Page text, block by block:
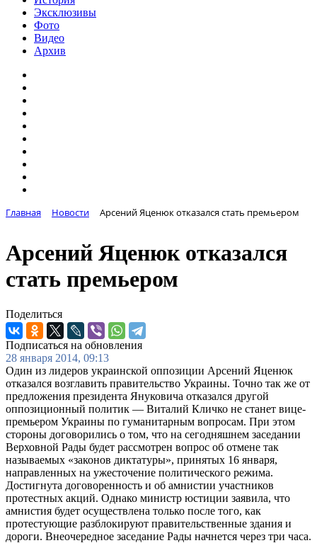
Эксклюзивы
Фото
Видео
Архив
Главная Новости Арсений Яценюк отказался стать премьером
Арсений Яценюк отказался
стать премьером
Поделиться
Подписаться на обновления
28 января 2014, 09:13
Один из лидеров украинской оппозиции Арсений Яценюк
отказался возглавить правительство Украины. Точно так же от
предложения президента Януковича отказался другой
оппозиционный политик — Виталий Кличко не станет вице-
премьером Украины по гуманитарным вопросам. При этом
стороны договорились о том, что на сегодняшнем заседании
Верховной Рады будет рассмотрен вопрос об отмене так
называемых «законов диктатуры», принятых 16 января,
направленных на ужесточение политического режима.
Достигнута договоренность и об амнистии участников
протестных акций. Однако министр юстиции заявила, что
амнистия будет осуществлена только после того, как
протестующие разблокируют правительственные здания и
дороги. Внеочередное заседание Рады начнется через три часа.